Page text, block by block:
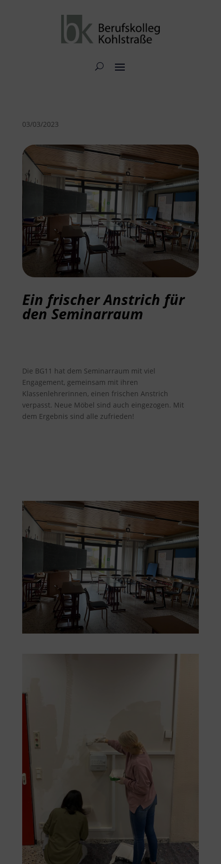
03/03/2023
Ein frischer Anstrich für
den Seminarraum
Die BG11 hat dem Seminarraum mit viel
Engagement, gemeinsam mit ihren
Klassenlehrerinnen, einen frischen Anstrich
verpasst. Neue Möbel sind auch eingezogen. Mit
dem Ergebnis sind alle zufrieden!